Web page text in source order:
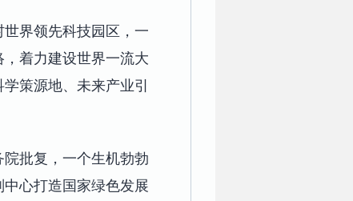
界领先科技园区，一
着力建设世界一流大
策源地、未来产业引
批复，一个生机勃勃
心打造国家绿色发展